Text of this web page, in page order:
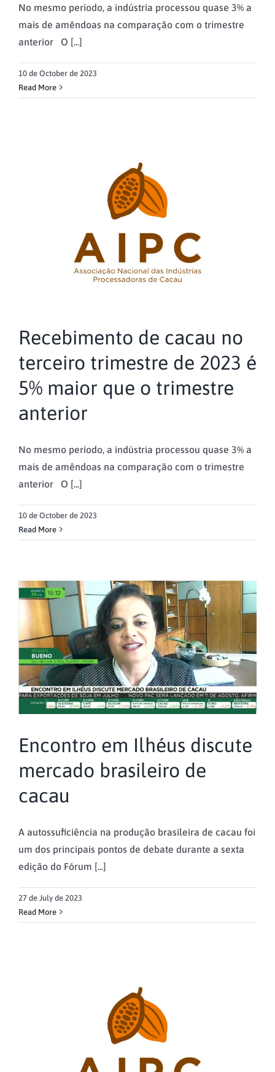
No mesmo período, a indústria processou quase 3% a
mais de amêndoas na comparação com o trimestre
anterior O [...]
10 de October de 2023
Read More
Recebimento de cacau no
terceiro trimestre de 2023 é
5% maior que o trimestre
anterior
No mesmo período, a indústria processou quase 3% a
mais de amêndoas na comparação com o trimestre
anterior O [...]
10 de October de 2023
Read More
Encontro em Ilhéus discute
mercado brasileiro de
cacau
A autossuficiência na produção brasileira de cacau foi
um dos principais pontos de debate durante a sexta
edição do Fórum [...]
27 de July de 2023
Read More